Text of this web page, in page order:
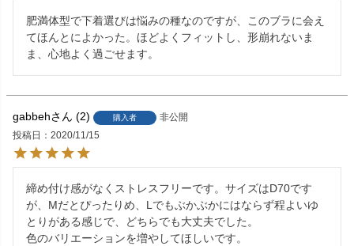
肥満体型で下着選びは悩みの種なのですが、このブラに会え
てほんとによかった。ほどよくフィットし、形崩れないま
ま、心地よく過ごせます。
gabbeh 2 購入者
非公開
投稿日
2020/11/15
締め付け感がなくストレスフリーです。サイズはD70です
が、Mだとぴったりめ、Lでもぶかぶかにはならず程よいゆ
とりがある感じで、どちらでも大丈夫でした。
色のバリエーションを増やしてほしいです。